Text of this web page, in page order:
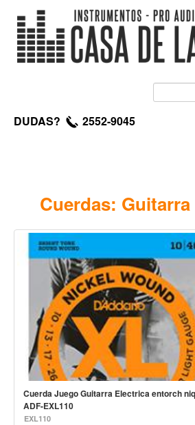
DUDAS? 2552-9045
Clasica
Acustica
Electrica
Amplificadores
Pedales de efectos
Estuches y fundas
Fajas y colgantes
Accesorios
Cuerdas
Bajos
Cuerdas:
Cuerda Juego Guitarra Electrica entorch
ADF-EXL110
EXL110